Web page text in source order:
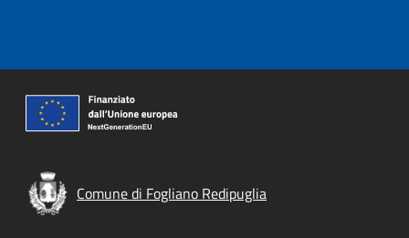
Comune di Fogliano Redipuglia